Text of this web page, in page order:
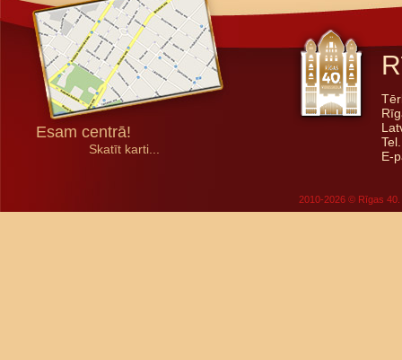
Esam centrā!
Skatīt karti...
E-
2010-2026 © Rīgas